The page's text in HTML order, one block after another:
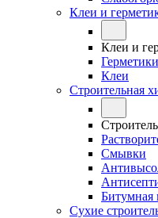
Клеи и
Клеи и
Герметики
Клеи
Строительная
Смывки
Битумная
Сухие